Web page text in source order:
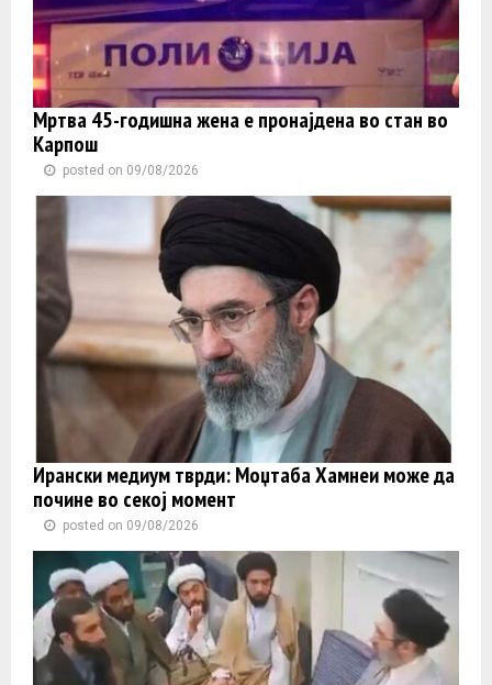
Мртва 45-годишна жена е пронајдена во стан во
Карпош
posted on 09/08/2026
Ирански медиум тврди: Моџтаба Хамнеи може да
почине во секој момент
posted on 09/08/2026